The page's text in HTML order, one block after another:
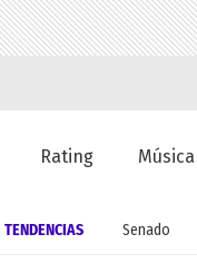
Rating Música
TENDENCIAS Senado